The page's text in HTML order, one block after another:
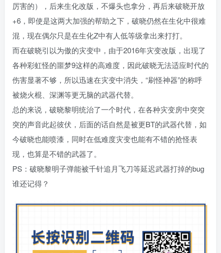
厉害的），后来生化改版，不爆头也拿分，再后来破晓开放
+6，即使是这两大加强的帮助之下，破晓仍然在生化中很难
混，现在偶尔只是在生化Z中有人低等级拿出来打打。
而在破晓引以为傲的灾变中，由于2016年灾变改版，出现了
各种彩虹怪的噩梦9这样的高难度，因此破晓无法适应时代的
伤害显著不够，所以迅速在灾变中消失，“刷怪神器”的称呼
被烧火棍、深渊等更无脑的武器代替。
总的来说，破晓黎明统治了一个时代，在各种灾变房中突突
突的声音此起彼伏，后面的话自然是被更BT的武器代替，如
今破晓也能喷漆，同时在低难度灾变也能有不错的抢怪表
现，也算是不错的武器了。
PS：破晓黎明子弹能被千针追月飞刀等延迟武器打掉的bug
谁还记得？